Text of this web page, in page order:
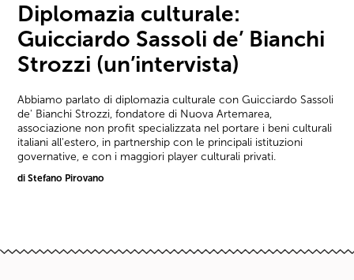
Diplomazia culturale:
Guicciardo Sassoli de’ Bianchi
Strozzi (un’intervista)
Abbiamo parlato di diplomazia culturale con Guicciardo Sassoli
de' Bianchi Strozzi, fondatore di Nuova Artemarea,
associazione non profit specializzata nel portare i beni culturali
italiani all'estero, in partnership con le principali istituzioni
governative, e con i maggiori player culturali privati.
di Stefano Pirovano